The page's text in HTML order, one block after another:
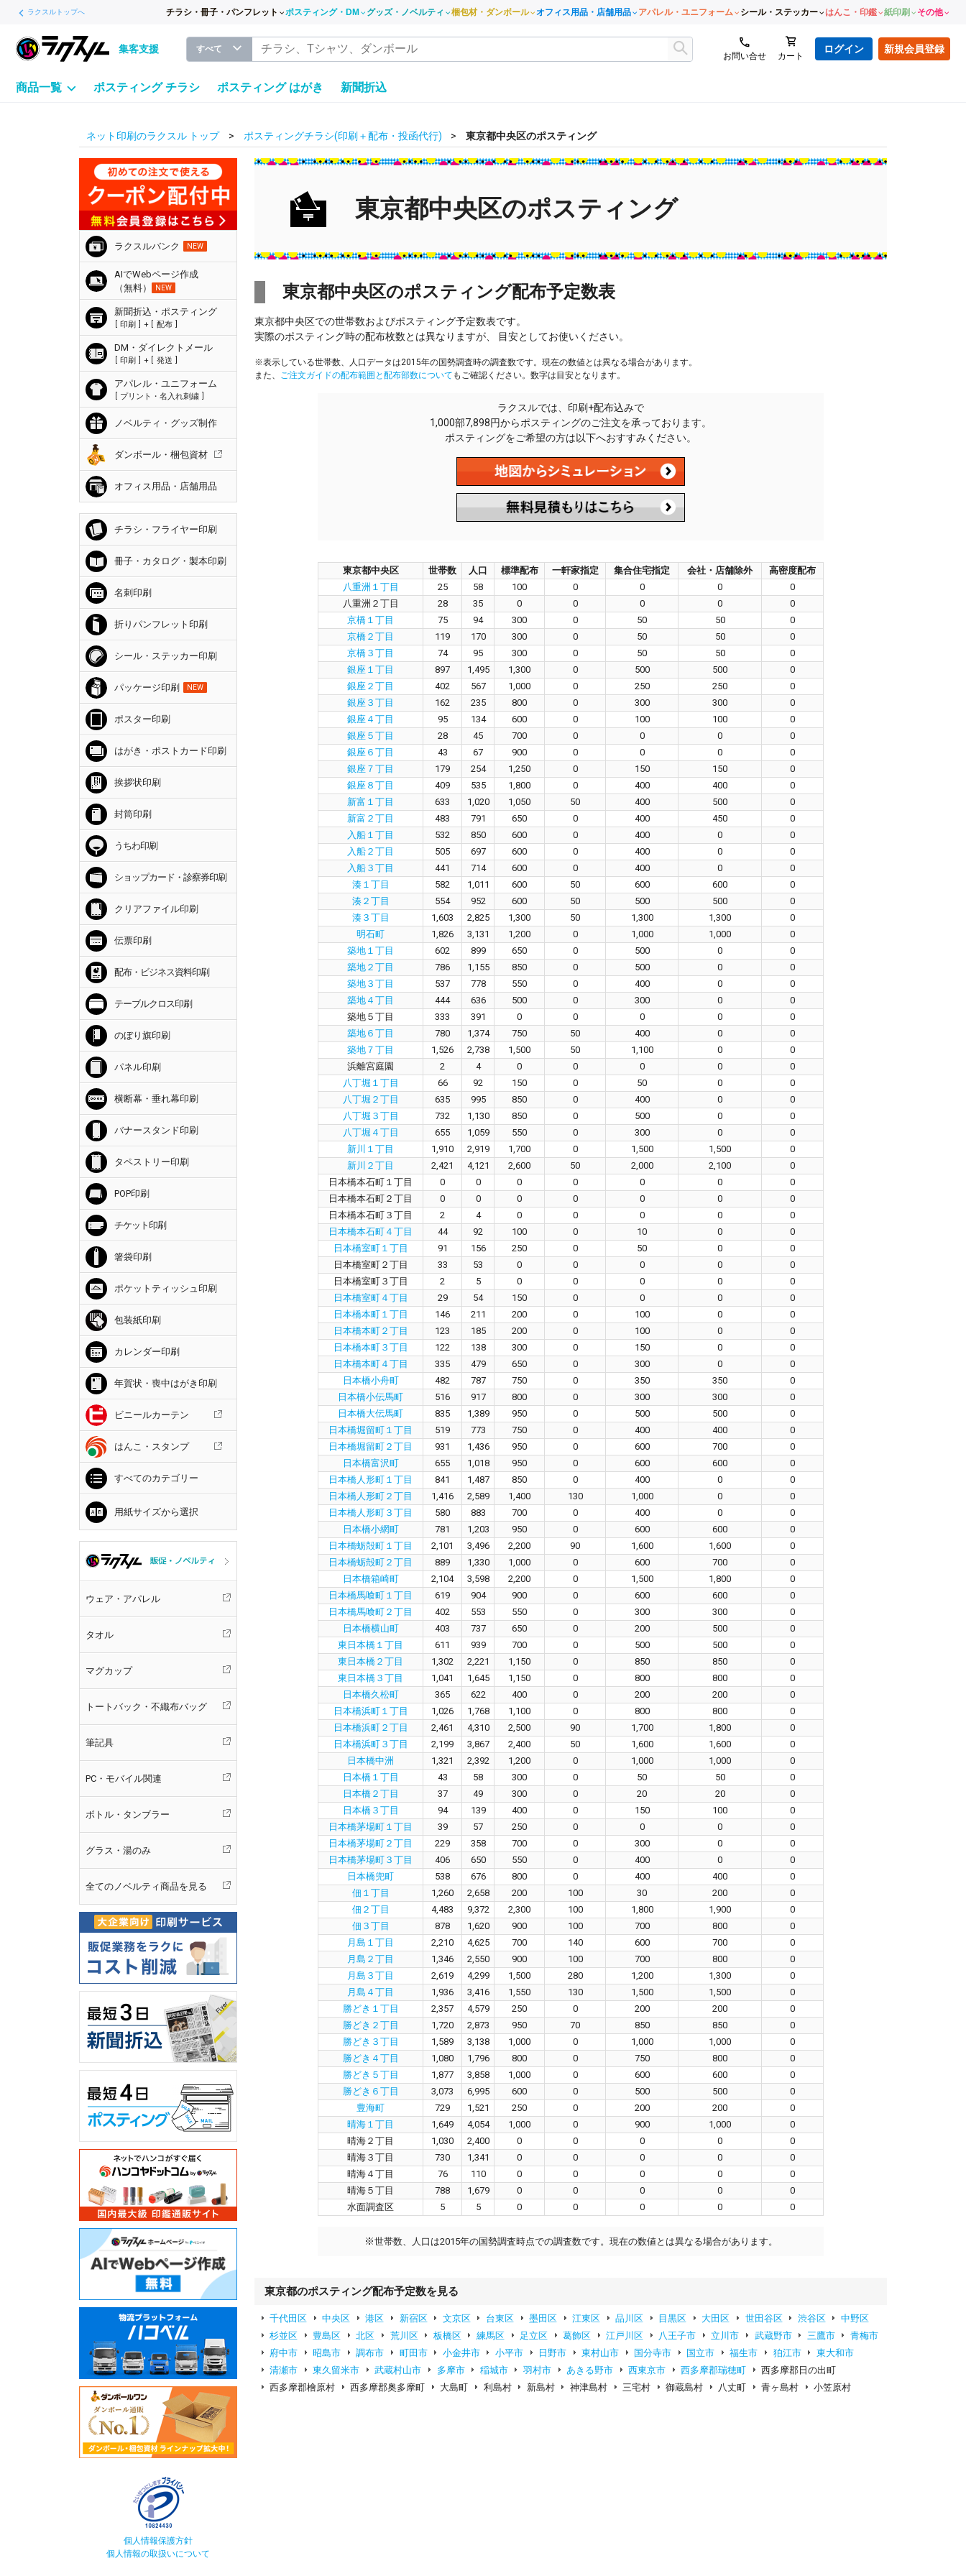
ラクスルトップへ チラシ・冊子・パンフレット ポスティング・DM グッズ・ノベルティ 梱包材・ダンボール オフィス用品・店舗用品 アパレル・ユニフォーム シール・ステッカー はんこ・印鑑 紙印刷 その他
集客支援 すべて
お問い合せ カート
ログイン 新規会員登録
商品一覧 ポスティング チラシ ポスティング はがき 新聞折込
ネット印刷のラクスル トップ ポスティングチラシ(印刷＋配布・投函代行) 東京都中央区のポスティング
ラクスルバンク NEW
AIでWebページ作成
（無料）
NEW
新聞折込・ポスティング
印刷 + 配布
DM・ダイレクトメール
印刷 + 発送
アパレル・ユニフォーム
プリント・名入れ刺繍
ノベルティ・グッズ制作
ダンボール・梱包資材
オフィス用品・店舗用品
チラシ・フライヤー印刷
冊子・カタログ・製本印刷
名刺印刷
折りパンフレット印刷
シール・ステッカー印刷
パッケージ印刷 NEW
ポスター印刷
はがき・ポストカード印刷
挨拶状印刷
封筒印刷
うちわ印刷
ショップカード・診察券印刷
クリアファイル印刷
伝票印刷
配布・ビジネス資料印刷
テーブルクロス印刷
のぼり旗印刷
パネル印刷
横断幕・垂れ幕印刷
バナースタンド印刷
タペストリー印刷
POP印刷
チケット印刷
箸袋印刷
ポケットティッシュ印刷
包装紙印刷
カレンダー印刷
年賀状・喪中はがき印刷
ビニールカーテン
はんこ・スタンプ
すべてのカテゴリー
用紙サイズから選択
ウェア・アパレル
タオル
マグカップ
トートバック・不織布バッグ
筆記具
PC・モバイル関連
ボトル・タンブラー
グラス・湯のみ
全てのノベルティ商品を見る
個人情報保護方針
個人情報の取扱いについて
東京都中央区のポスティング
東京都中央区のポスティング配布予定数表
東京都中央区での世帯数およびポスティング予定数表です。
実際のポスティング時の配布枚数とは異なりますが、 目安としてお使いください。
※表示している世帯数、人口データは2015年の国勢調査時の調査数です。現在の数値とは異なる場合があります。
また、 ご注文ガイドの配布範囲と配布部数について もご確認ください。数字は目安となります。
ラクスルでは、印刷+配布込みで
1,000部7,898円からポスティングのご注文を承っております。
ポスティングをご希望の方は以下へおすすみください。
東京都中央区 世帯数 人口 標準配布 一軒家指定 集合住宅指定 会社・店舗除外
高密度配布
八重洲１丁目
25 58 100 0 0 0
0
八重洲２丁目
28 35 0 0 0 0
0
京橋１丁目
75 94 300 0 50 50
0
京橋２丁目
119 170 300 0 50 50
0
京橋３丁目
74 95 300 0 50 50
0
銀座１丁目
897 1,495 1,300 0 500 500
0
銀座２丁目
402 567 1,000 0 250 250
0
銀座３丁目
162 235 800 0 300 300
0
銀座４丁目
95 134 600 0 100 100
0
銀座５丁目
28 45 700 0 0 0
0
銀座６丁目
43 67 900 0 0 0
0
銀座７丁目
179 254 1,250 0 150 150
0
銀座８丁目
409 535 1,800 0 400 400
0
新富１丁目
633 1,020 1,050 50 400 500
0
新富２丁目
483 791 650 0 400 450
0
入船１丁目
532 850 600 0 400 0
0
入船２丁目
505 697 600 0 400 0
0
入船３丁目
441 714 600 0 400 0
0
湊１丁目
582 1,011 600 50 600 600
0
湊２丁目
554 952 600 50 500 500
0
湊３丁目
1,603 2,825 1,300 50 1,300 1,300
0
明石町
1,826 3,131 1,200 0 1,000 1,000
0
築地１丁目
602 899 650 0 500 0
0
築地２丁目
786 1,155 850 0 500 0
0
築地３丁目
537 778 550 0 400 0
0
築地４丁目
444 636 500 0 300 0
0
築地５丁目
333 391 0 0 0 0
0
築地６丁目
780 1,374 750 50 400 0
0
築地７丁目
1,526 2,738 1,500 50 1,100 0
0
浜離宮庭園
2 4 0 0 0 0
0
八丁堀１丁目
66 92 150 0 50 0
0
八丁堀２丁目
635 995 850 0 400 0
0
八丁堀３丁目
732 1,130 850 0 500 0
0
八丁堀４丁目
655 1,059 550 0 300 0
0
新川１丁目
1,910 2,919 1,700 0 1,500 1,500
0
新川２丁目
2,421 4,121 2,600 50 2,000 2,100
0
日本橋本石町１丁目
0 0 0 0 0 0
0
日本橋本石町２丁目
0 0 0 0 0 0
0
日本橋本石町３丁目
2 4 0 0 0 0
0
日本橋本石町４丁目
44 92 100 0 10 0
0
日本橋室町１丁目
91 156 250 0 50 0
0
日本橋室町２丁目
33 53 0 0 0 0
0
日本橋室町３丁目
2 5 0 0 0 0
0
日本橋室町４丁目
29 54 150 0 0 0
0
日本橋本町１丁目
146 211 200 0 100 0
0
日本橋本町２丁目
123 185 200 0 100 0
0
日本橋本町３丁目
122 138 300 0 150 0
0
日本橋本町４丁目
335 479 650 0 300 0
0
日本橋小舟町
482 787 750 0 350 350
0
日本橋小伝馬町
516 917 800 0 300 300
0
日本橋大伝馬町
835 1,389 950 0 500 500
0
日本橋堀留町１丁目
519 773 750 0 400 400
0
日本橋堀留町２丁目
931 1,436 950 0 600 700
0
日本橋富沢町
655 1,018 950 0 600 600
0
日本橋人形町１丁目
841 1,487 850 0 400 0
0
日本橋人形町２丁目
1,416 2,589 1,400 130 1,000 0
0
日本橋人形町３丁目
580 883 700 0 400 0
0
日本橋小網町
781 1,203 950 0 600 600
0
日本橋蛎殻町１丁目
2,101 3,496 2,200 90 1,600 1,600
0
日本橋蛎殻町２丁目
889 1,330 1,000 0 600 700
0
日本橋箱崎町
2,104 3,598 2,200 0 1,500 1,800
0
日本橋馬喰町１丁目
619 904 900 0 600 600
0
日本橋馬喰町２丁目
402 553 550 0 300 300
0
日本橋横山町
403 737 650 0 200 500
0
東日本橋１丁目
611 939 700 0 500 500
0
東日本橋２丁目
1,302 2,221 1,150 0 850 850
0
東日本橋３丁目
1,041 1,645 1,150 0 800 800
0
日本橋久松町
365 622 400 0 200 200
0
日本橋浜町１丁目
1,026 1,768 1,100 0 800 800
0
日本橋浜町２丁目
2,461 4,310 2,500 90 1,700 1,800
0
日本橋浜町３丁目
2,199 3,867 2,400 50 1,600 1,600
0
日本橋中洲
1,321 2,392 1,200 0 1,000 1,000
0
日本橋１丁目
43 58 300 0 50 50
0
日本橋２丁目
37 49 300 0 20 20
0
日本橋３丁目
94 139 400 0 150 100
0
日本橋茅場町１丁目
39 57 250 0 0 0
0
日本橋茅場町２丁目
229 358 700 0 300 0
0
日本橋茅場町３丁目
406 650 550 0 400 0
0
日本橋兜町
538 676 800 0 400 400
0
佃１丁目
1,260 2,658 200 100 30 200
0
佃２丁目
4,483 9,372 2,300 100 1,800 1,900
0
佃３丁目
878 1,620 900 100 700 800
0
月島１丁目
2,210 4,625 700 140 600 700
0
月島２丁目
1,346 2,550 900 100 700 800
0
月島３丁目
2,619 4,299 1,500 280 1,200 1,300
0
月島４丁目
1,936 3,416 1,550 130 1,500 1,500
0
勝どき１丁目
2,357 4,579 250 0 200 200
0
勝どき２丁目
1,720 2,873 950 70 850 850
0
勝どき３丁目
1,589 3,138 1,000 0 1,000 1,000
0
勝どき４丁目
1,080 1,796 800 0 750 800
0
勝どき５丁目
1,877 3,858 1,000 0 600 600
0
勝どき６丁目
3,073 6,995 600 0 500 500
0
豊海町
729 1,521 250 0 200 200
0
晴海１丁目
1,649 4,054 1,000 0 900 1,000
0
晴海２丁目
1,030 2,400 0 0 0 0
0
晴海３丁目
730 1,341 0 0 0 0
0
晴海４丁目
76 110 0 0 0 0
0
晴海５丁目
788 1,679 0 0 0 0
0
水面調査区
5 5 0 0 0 0 0
※世帯数、人口は2015年の国勢調査時点での調査数です。現在の数値とは異なる場合があります。
東京都のポスティング配布予定数を見る
千代田区 中央区 港区 新宿区 文京区 台東区 墨田区 江東区 品川区 目黒区 大田区 世田谷区 渋谷区
中野区
杉並区
豊島区 北区 荒川区 板橋区 練馬区 足立区 葛飾区 江戸川区 八王子市 立川市 武蔵野市 三鷹市
青梅市
府中市
昭島市 調布市 町田市 小金井市 小平市 日野市 東村山市 国分寺市 国立市 福生市 狛江市
東大和市
清瀬市
東久留米市 武蔵村山市 多摩市 稲城市 羽村市 あきる野市 西東京市 西多摩郡瑞穂町
西多摩郡日の出町
西多摩郡檜原村
西多摩郡奥多摩町 大島町 利島村 新島村 神津島村 三宅村 御蔵島村 八丈町 青ヶ島村 小笠原村